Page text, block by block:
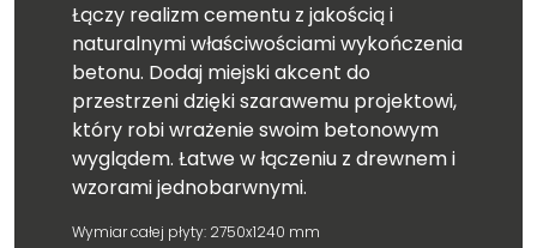
Łączy realizm cementu z jakością i
naturalnymi właściwościami wykończenia
betonu. Dodaj miejski akcent do
przestrzeni dzięki szarawemu projektowi,
który robi wrażenie swoim betonowym
wyglądem. Łatwe w łączeniu z drewnem i
wzorami jednobarwnymi.
Wymiar całej płyty: 2750x1240 mm